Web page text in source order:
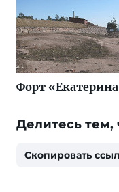
Форт
Делитесь тем,
Скопировать